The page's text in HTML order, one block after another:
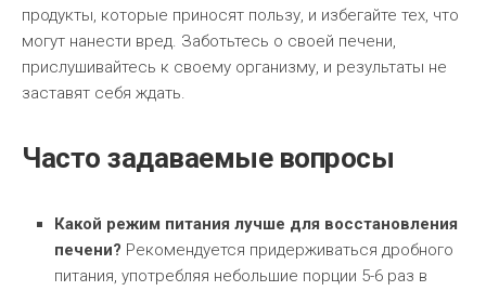
продукты, которые приносят пользу, и избегайте тех, что
могут нанести вред. Заботьтесь о своей печени,
прислушивайтесь к своему организму, и результаты не
заставят себя ждать.
Часто задаваемые вопросы
Какой режим питания лучше для восстановления
печени? Рекомендуется придерживаться дробного
питания, употребляя небольшие порции 5-6 раз в